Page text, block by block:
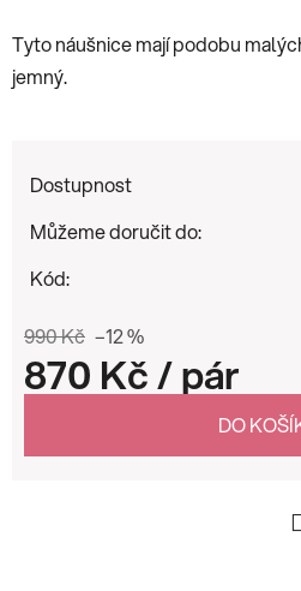
Tyto náušnice mají podobu
jemný.
Dostupnost
Můžeme doručit do:
Kód:
990 Kč –12 %
870 Kč/ pár
DO